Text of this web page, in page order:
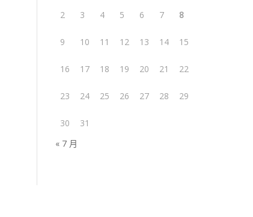
2 3 4 5 6 7 8
9 10 11 12 13 14 15
16 17 18 19 20 21 22
23 24 25 26 27 28 29
30
31
« 7 月